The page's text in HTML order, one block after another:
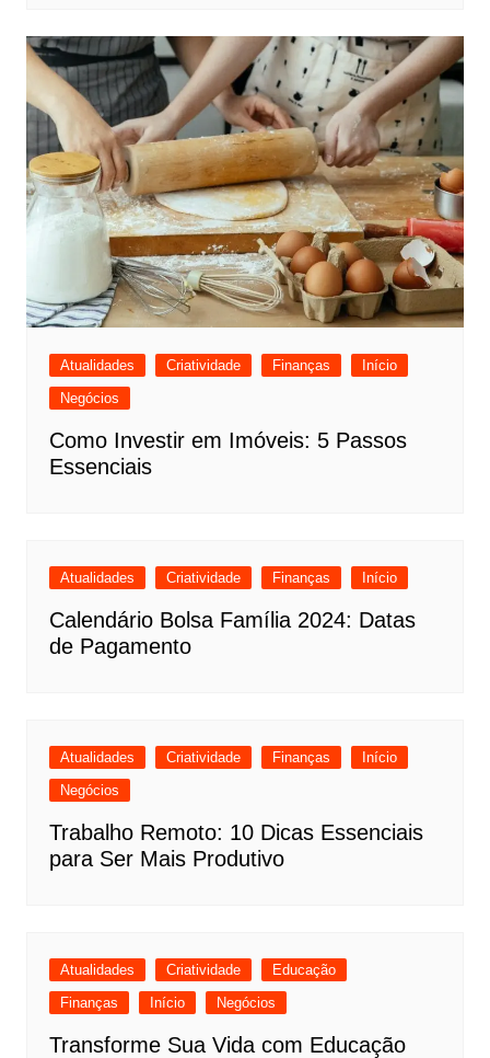
Atualidades Criatividade Finanças
Início
Negócios
Como Investir em Imóveis: 5 Passos
Essenciais
Atualidades Criatividade Finanças Início
Calendário Bolsa Família 2024: Datas
de Pagamento
Atualidades Criatividade Finanças
Início
Negócios
Trabalho Remoto: 10 Dicas Essenciais
para Ser Mais Produtivo
Atualidades Criatividade
Educação
Finanças
Início Negócios
Transforme Sua Vida com Educação